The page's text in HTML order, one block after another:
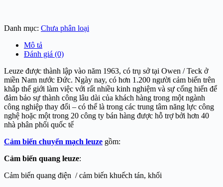
Danh mục: Chưa phân loại
Mô tả
Đánh giá (0)
Leuze được thành lập vào năm 1963, có trụ sở tại Owen / Teck ở
miền Nam nước Đức. Ngày nay, có hơn 1.200 người cảm biến trên
khắp thế giới làm việc với rất nhiều kinh nghiệm và sự cống hiến để
đảm bảo sự thành công lâu dài của khách hàng trong một ngành
công nghiệp thay đổi – có thể là trong các trung tâm năng lực công
nghệ hoặc một trong 20 công ty bán hàng được hỗ trợ bởi hơn 40
nhà phân phối quốc tế
Cảm biến chuyển mạch leuze gồm:
Cảm biến quang leuze:
Cảm biến quang điện / cảm biến khuếch tán, khối